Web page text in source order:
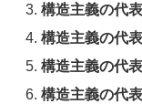
構造主義の代
構造主義の代
構造主義の代
構造主義の代